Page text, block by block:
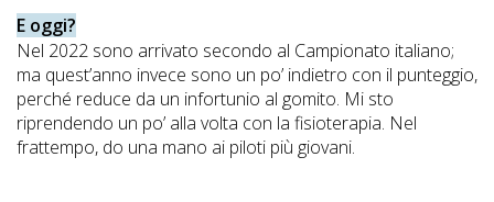
E oggi?
Nel 2022 sono arrivato secondo al Campionato italiano;
ma quest’anno invece sono un po’ indietro con il punteggio,
perché reduce da un infortunio al gomito. Mi sto
riprendendo un po’ alla volta con la fisioterapia. Nel
frattempo, do una mano ai piloti più giovani.